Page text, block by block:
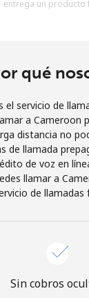
en este sitio
Únete
¡Hola!
sesión o
entrega un producto
qué
el servicio de
a Cameroon
distancia no
de llamada
de voz en
llamar a
de llamadas
Sin cobros